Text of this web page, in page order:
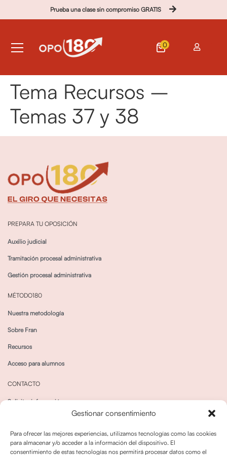
Gestionar consentimiento
Para ofrecer las mejores experiencias, utilizamos tecnologías como las cookies
para almacenar y/o acceder a la información del dispositivo. El
consentimiento de estas tecnologías nos permitirá procesar datos como el
Prueba una clase sin compromiso GRATIS
0
Tema Recursos –
Temas 37 y 38
PREPARA TU OPOSICIÓN
Auxilio judicial
Tramitación procesal administrativa
Gestión procesal administrativa
MÉTODO180
Nuestra metodología
Sobre Fran
Recursos
Acceso para alumnos
CONTACTO
Solicitar información